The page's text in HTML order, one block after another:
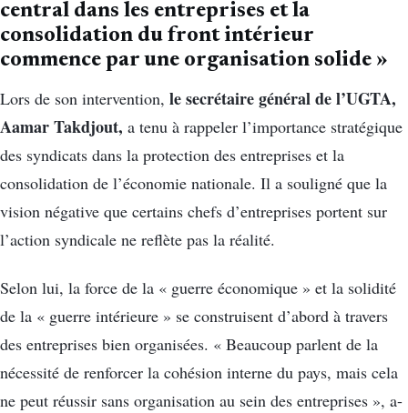
central dans les entreprises et la
consolidation du front intérieur
commence par une organisation solide »
Lors de son intervention, le secrétaire général de l’UGTA,
Aamar Takdjout, a tenu à rappeler l’importance stratégique
des syndicats dans la protection des entreprises et la
consolidation de l’économie nationale. Il a souligné que la
vision négative que certains chefs d’entreprises portent sur
l’action syndicale ne reflète pas la réalité.
Selon lui, la force de la « guerre économique » et la solidité
de la « guerre intérieure » se construisent d’abord à travers
des entreprises bien organisées. « Beaucoup parlent de la
nécessité de renforcer la cohésion interne du pays, mais cela
ne peut réussir sans organisation au sein des entreprises », a-